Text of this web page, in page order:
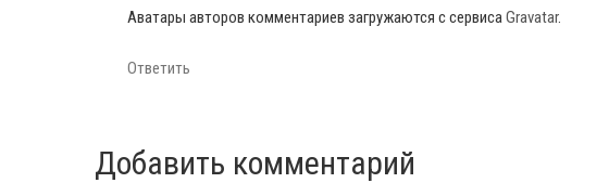
Аватары авторов комментариев загружаются с сервисаGravatar.
Ответить
Добавить комментарий